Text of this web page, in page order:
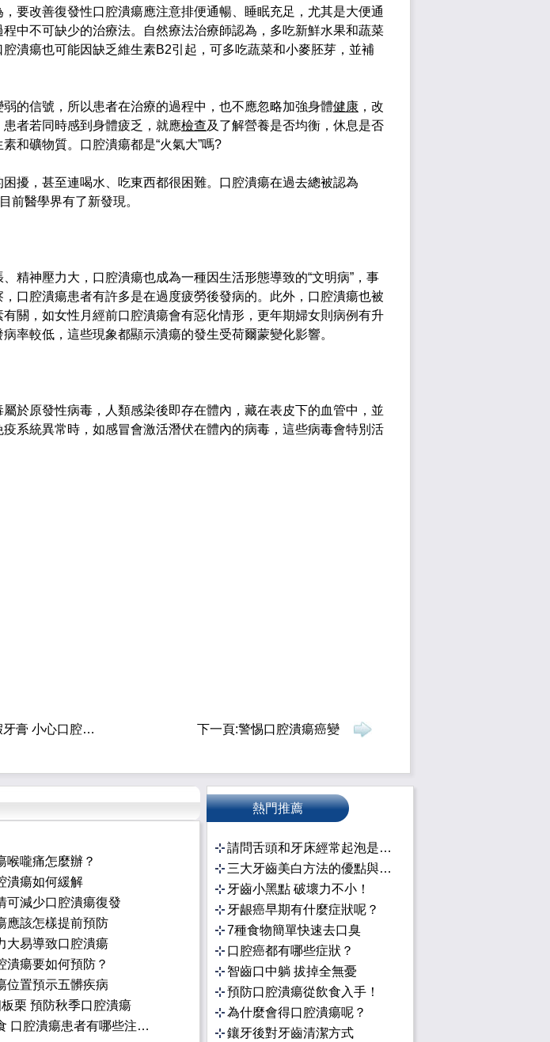
要改善復發性口腔潰瘍應注意排便通暢、睡眠充足，尤其是大便通
程中不可缺少的治療法。自然療法治療師認為，多吃新鮮水果和蔬菜
潰瘍也可能因缺乏維生素B2引起，可多吃蔬菜和小麥胚芽，並補
的信號，所以患者在治療的過程中，也不應忽略加強身體健康 ，改
者若同時感到身體疲乏，就應檢查及了解營養是否均衡，休息是否
和礦物質。口腔潰瘍都是“火氣大”嗎?
擾，甚至連喝水、吃東西都很困難。口腔潰瘍在過去總被認為
前醫學界有了新發現。
精神壓力大，口腔潰瘍也成為一種因生活形態導致的“文明病”，事
口腔潰瘍患者有許多是在過度疲勞後發病的。此外，口腔潰瘍也被
關，如女性月經前口腔潰瘍會有惡化情形，更年期婦女則病例有升
率較低，這些現象都顯示潰瘍的發生受荷爾蒙變化影響。
於原發性病毒，人類感染後即存在體內，藏在表皮下的血管中，並
系統異常時，如感冒會激活潛伏在體內的病毒，這些病毒會特別活
膏 小心口腔潰瘍 下一頁:警惕口腔潰瘍癌變
喉嚨痛怎麼辦？
潰瘍如何緩解
可減少口腔潰瘍復發
應該怎樣提前預防
大易導致口腔潰瘍
潰瘍要如何預防？
位置預示五髒疾病
栗 預防秋季口腔潰瘍
夏季飲食 口腔潰瘍患者有哪些注意事項呢?
熱門推薦
請問舌頭和牙床經常起泡是怎麼回事？
三大牙齒美白方法的優點與效果介紹
牙齒小黑點 破壞力不小！
牙龈癌早期有什麼症狀呢？
7種食物簡單快速去口臭
口腔癌都有哪些症狀？
智齒口中躺 拔掉全無憂
預防口腔潰瘍從飲食入手！
為什麼會得口腔潰瘍呢？
鑲牙後對牙齒清潔方式